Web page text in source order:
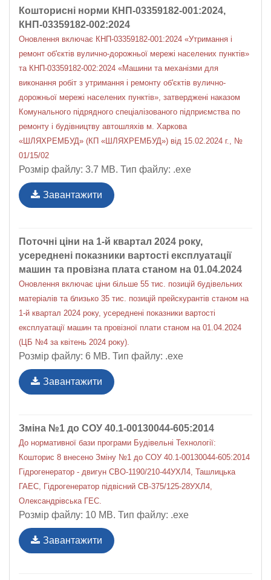
Кошторисні норми КНП-03359182-001:2024,
КНП-03359182-002:2024
Оновлення включає КНП-03359182-001:2024 «Утримання і
ремонт об'єктів вулично-дорожньої мережі населених пунктів»
та КНП-03359182-002:2024 «Машини та механізми для
виконання робіт з утримання і ремонту об'єктів вулично-
дорожньої мережі населених пунктів», затверджені наказом
Комунального підрядного спеціалізованого підприємства по
ремонту і будівництву автошляхів м. Харкова
«ШЛЯХРЕМБУД» (КП «ШЛЯХРЕМБУД») від 15.02.2024 г., №
01/15/02
Розмір файлу: 3.7 MB. Тип файлу: .exe
Завантажити
Поточні ціни на 1-й квартал 2024 року,
усереднені показники вартості експлуатації
машин та провізна плата станом на 01.04.2024
Оновлення включає ціни більше 55 тис. позицій будівельних
матеріалів та близько 35 тис. позицій прейскурантів станом на
1-й квартал 2024 року, усереднені показники вартості
експлуатації машин та провізної плати станом на 01.04.2024
(ЦБ №4 за квітень 2024 року).
Розмір файлу: 6 MB. Тип файлу: .exe
Завантажити
Зміна №1 до СОУ 40.1-00130044-605:2014
До нормативної бази програми Будівельні Технології:
Кошторис 8 внесено Зміну №1 до СОУ 40.1-00130044-605:2014
Гідрогенератор - двигун СВО-1190/210-44УХЛ4, Ташлицька
ГАЕС, Гідрогенератор підвісний СВ-375/125-28УХЛ4,
Олександрівська ГЕС.
Розмір файлу: 10 MB. Тип файлу: .exe
Завантажити